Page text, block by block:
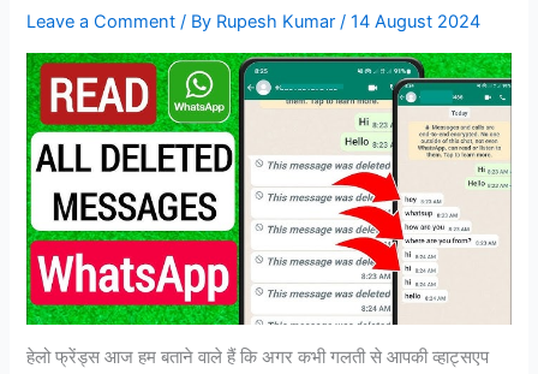
Leave a Comment / By Rupesh Kumar/14 August 2024
हेलो फ्रेंड्स आज हम बताने वाले हैं कि अगर कभी गलती से आपकी व्हाट्सएप